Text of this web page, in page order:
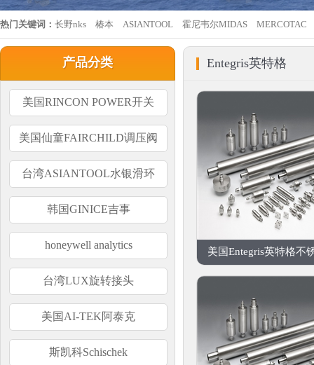
热门关键词： 长野nks 椿本 ASIANTOOL 霍尼韦尔MIDAS MERCOTAC
产品分类
美国RINCON POWER开关
美国仙童FAIRCHILD调压阀
台湾ASIANTOOL水银滑环
韩国GINICE吉事
honeywell analytics
台湾LUX旋转接头
美国AI-TEK阿泰克
斯凯科Schischek
Entegris英特格
美国Entegris英特格不